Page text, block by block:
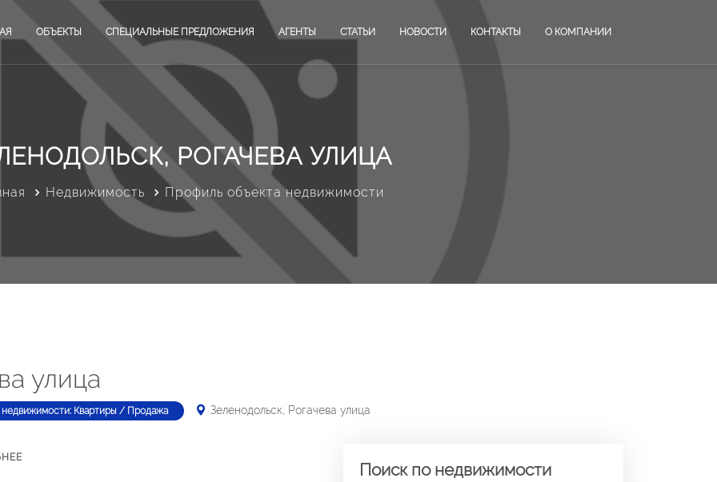
ОБЪЕКТЫ СПЕЦИАЛЬНЫЕ ПРЕДЛОЖЕНИЯ АГЕНТЫ СТАТЬИ НОВОСТИ КОНТАКТЫ О КОМПАНИИ
РОГАЧЕВА УЛИЦА
Недвижимость Профиль объекта недвижимости
улица
недвижимости: Квартиры / Продажа Зеленодольск, Рогачева улица
Поиск по недвижимости